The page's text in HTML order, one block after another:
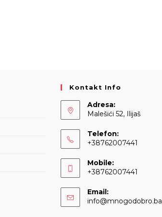
Kontakt Info
Adresa:
Malešići 52, Ilijaš
Telefon:
+38762007441
in
your
application
Mobile:
+38762007441
in
your
Email:
info@mnogodobro.ba